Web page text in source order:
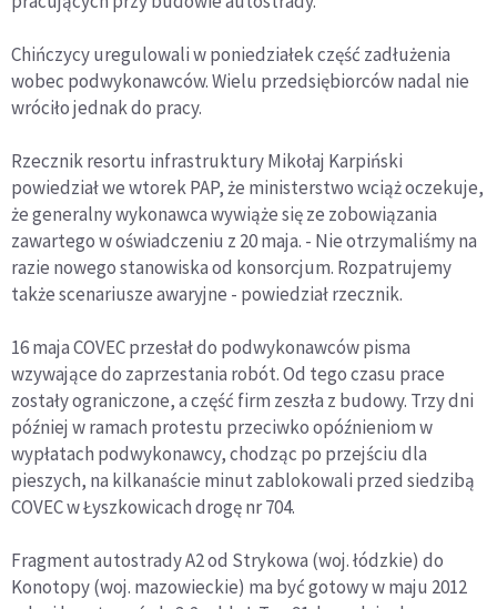
Chińczycy uregulowali w poniedziałek część zadłużenia
wobec podwykonawców. Wielu przedsiębiorców nadal nie
wróciło jednak do pracy.
Rzecznik resortu infrastruktury Mikołaj Karpiński
powiedział we wtorek PAP, że ministerstwo wciąż oczekuje,
że generalny wykonawca wywiąże się ze zobowiązania
zawartego w oświadczeniu z 20 maja. - Nie otrzymaliśmy na
razie nowego stanowiska od konsorcjum. Rozpatrujemy
także scenariusze awaryjne - powiedział rzecznik.
16 maja COVEC przesłał do podwykonawców pisma
wzywające do zaprzestania robót. Od tego czasu prace
zostały ograniczone, a część firm zeszła z budowy. Trzy dni
później w ramach protestu przeciwko opóźnieniom w
wypłatach podwykonawcy, chodząc po przejściu dla
pieszych, na kilkanaście minut zablokowali przed siedzibą
COVEC w Łyszkowicach drogę nr 704.
Fragment autostrady A2 od Strykowa (woj. łódzkie) do
Konotopy (woj. mazowieckie) ma być gotowy w maju 2012